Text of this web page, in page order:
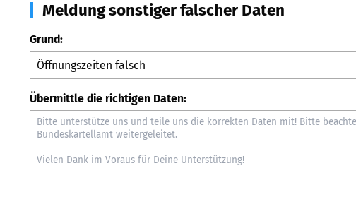
Meldung sonstiger falscher Daten
Grund:
Übermittle die richtigen Daten: